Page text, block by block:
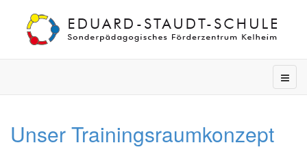
Unser Trainingsraumkonzept